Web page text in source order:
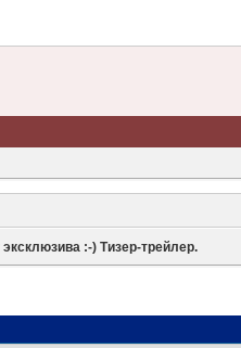
эксклюзива :-) Тизер-трейлер.